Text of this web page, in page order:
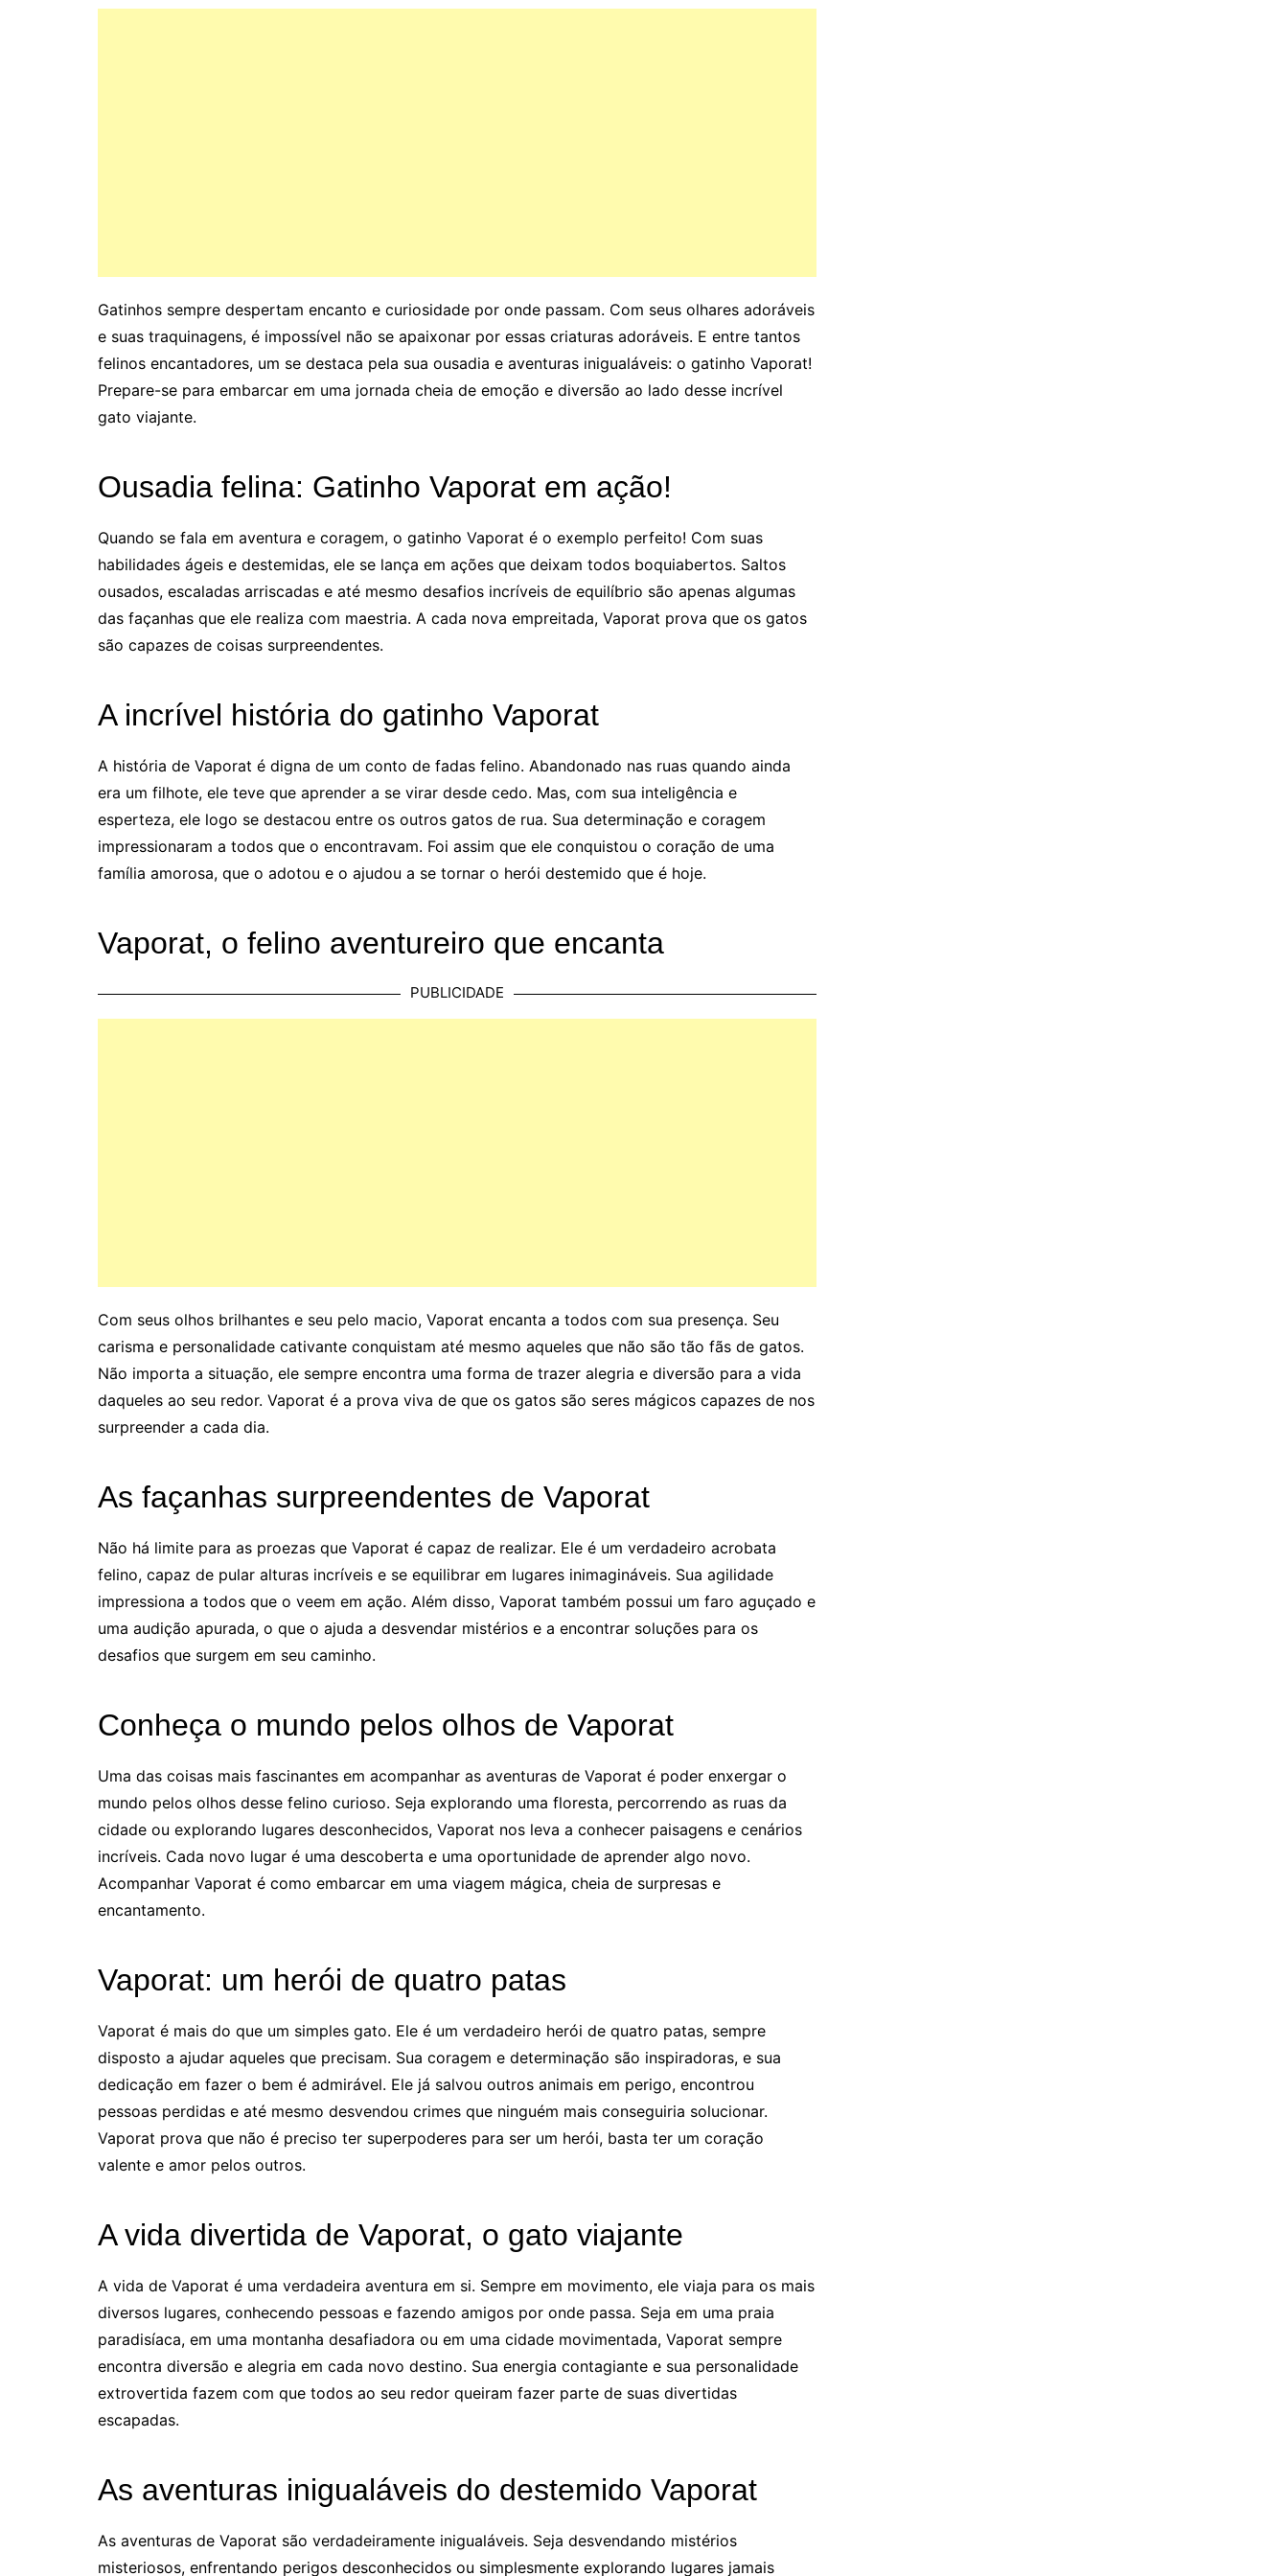
Gatinhos sempre despertam encanto e curiosidade por onde passam. Com seus olhares adoráveis
e suas traquinagens, é impossível não se apaixonar por essas criaturas adoráveis. E entre tantos
felinos encantadores, um se destaca pela sua ousadia e aventuras inigualáveis: o gatinho Vaporat!
Prepare-se para embarcar em uma jornada cheia de emoção e diversão ao lado desse incrível
gato viajante.
Ousadia felina: Gatinho Vaporat em ação!
Quando se fala em aventura e coragem, o gatinho Vaporat é o exemplo perfeito! Com suas
habilidades ágeis e destemidas, ele se lança em ações que deixam todos boquiabertos. Saltos
ousados, escaladas arriscadas e até mesmo desafios incríveis de equilíbrio são apenas algumas
das façanhas que ele realiza com maestria. A cada nova empreitada, Vaporat prova que os gatos
são capazes de coisas surpreendentes.
A incrível história do gatinho Vaporat
A história de Vaporat é digna de um conto de fadas felino. Abandonado nas ruas quando ainda
era um filhote, ele teve que aprender a se virar desde cedo. Mas, com sua inteligência e
esperteza, ele logo se destacou entre os outros gatos de rua. Sua determinação e coragem
impressionaram a todos que o encontravam. Foi assim que ele conquistou o coração de uma
família amorosa, que o adotou e o ajudou a se tornar o herói destemido que é hoje.
Vaporat, o felino aventureiro que encanta
PUBLICIDADE
Com seus olhos brilhantes e seu pelo macio, Vaporat encanta a todos com sua presença. Seu
carisma e personalidade cativante conquistam até mesmo aqueles que não são tão fãs de gatos.
Não importa a situação, ele sempre encontra uma forma de trazer alegria e diversão para a vida
daqueles ao seu redor. Vaporat é a prova viva de que os gatos são seres mágicos capazes de nos
surpreender a cada dia.
As façanhas surpreendentes de Vaporat
Não há limite para as proezas que Vaporat é capaz de realizar. Ele é um verdadeiro acrobata
felino, capaz de pular alturas incríveis e se equilibrar em lugares inimagináveis. Sua agilidade
impressiona a todos que o veem em ação. Além disso, Vaporat também possui um faro aguçado e
uma audição apurada, o que o ajuda a desvendar mistérios e a encontrar soluções para os
desafios que surgem em seu caminho.
Conheça o mundo pelos olhos de Vaporat
Uma das coisas mais fascinantes em acompanhar as aventuras de Vaporat é poder enxergar o
mundo pelos olhos desse felino curioso. Seja explorando uma floresta, percorrendo as ruas da
cidade ou explorando lugares desconhecidos, Vaporat nos leva a conhecer paisagens e cenários
incríveis. Cada novo lugar é uma descoberta e uma oportunidade de aprender algo novo.
Acompanhar Vaporat é como embarcar em uma viagem mágica, cheia de surpresas e
encantamento.
Vaporat: um herói de quatro patas
Vaporat é mais do que um simples gato. Ele é um verdadeiro herói de quatro patas, sempre
disposto a ajudar aqueles que precisam. Sua coragem e determinação são inspiradoras, e sua
dedicação em fazer o bem é admirável. Ele já salvou outros animais em perigo, encontrou
pessoas perdidas e até mesmo desvendou crimes que ninguém mais conseguiria solucionar.
Vaporat prova que não é preciso ter superpoderes para ser um herói, basta ter um coração
valente e amor pelos outros.
A vida divertida de Vaporat, o gato viajante
A vida de Vaporat é uma verdadeira aventura em si. Sempre em movimento, ele viaja para os mais
diversos lugares, conhecendo pessoas e fazendo amigos por onde passa. Seja em uma praia
paradisíaca, em uma montanha desafiadora ou em uma cidade movimentada, Vaporat sempre
encontra diversão e alegria em cada novo destino. Sua energia contagiante e sua personalidade
extrovertida fazem com que todos ao seu redor queiram fazer parte de suas divertidas
escapadas.
As aventuras inigualáveis do destemido Vaporat
As aventuras de Vaporat são verdadeiramente inigualáveis. Seja desvendando mistérios
misteriosos, enfrentando perigos desconhecidos ou simplesmente explorando lugares jamais